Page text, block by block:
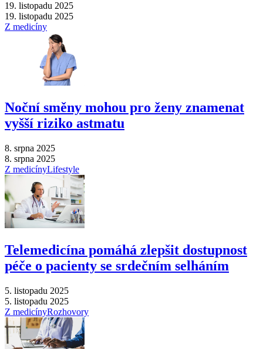
19. listopadu 2025
19. listopadu 2025
Z medicíny
Noční směny mohou pro ženy znamenat
vyšší riziko astmatu
8. srpna 2025
8. srpna 2025
Z medicínyLifestyle
Telemedicína pomáhá zlepšit dostupnost
péče o pacienty se srdečním selháním
5. listopadu 2025
5. listopadu 2025
Z medicínyRozhovory